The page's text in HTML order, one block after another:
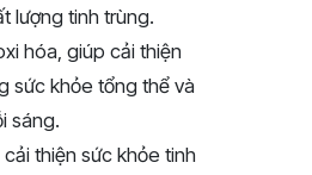
lượng tinh trùng.
hóa, giúp cải thiện
sức khỏe tổng thể và
sáng.
thiện sức khỏe tinh